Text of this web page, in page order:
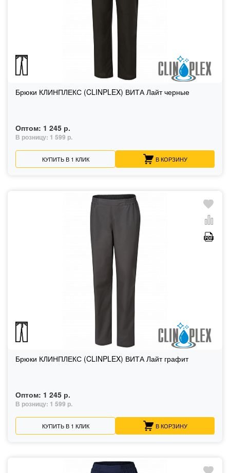
Брюки КЛИНПЛЕКС (CLINPLEX) ВИТА Лайт черные
Оптом: 1 245 р.
В розницу: 1 599 р.
КУПИТЬ В 1 КЛИК В КОРЗИНУ
Брюки КЛИНПЛЕКС (CLINPLEX) ВИТА Лайт графит
Оптом: 1 245 р.
В розницу: 1 599 р.
КУПИТЬ В 1 КЛИК В КОРЗИНУ